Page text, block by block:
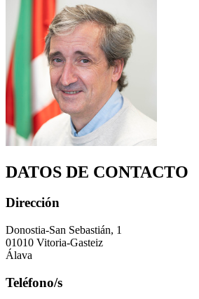
DATOS DE CONTACTO
Dirección
Donostia-San Sebastián, 1
01010 Vitoria-Gasteiz
Álava
Teléfono/s